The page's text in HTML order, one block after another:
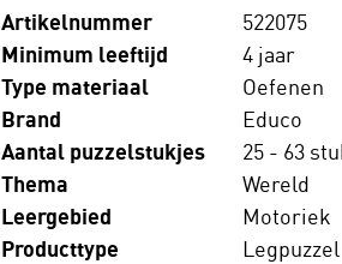
Artikelnummer 522075
Minimum leeftijd 4 jaar
Type materiaal Oefenen
Brand Educo
Aantal puzzelstukjes 25 - 63
Thema Wereld
Leergebied Motoriek
Producttype Legpuzzel